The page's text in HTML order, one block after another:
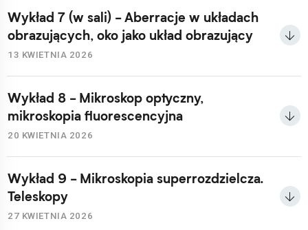
Wykład 7 (w sali) - Aberracje w układach
obrazujących, oko jako układ obrazujący
13 KWIETNIA 2026
Wykład 8 - Mikroskop optyczny,
mikroskopia fluorescencyjna
20 KWIETNIA 2026
Wykład 9 - Mikroskopia superrozdzielcza.
Teleskopy
27 KWIETNIA 2026